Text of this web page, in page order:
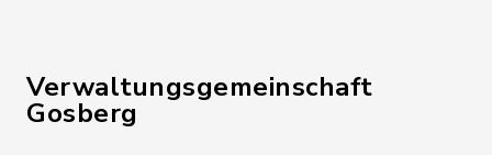
Verwaltungsgemeinschaft
Gosberg